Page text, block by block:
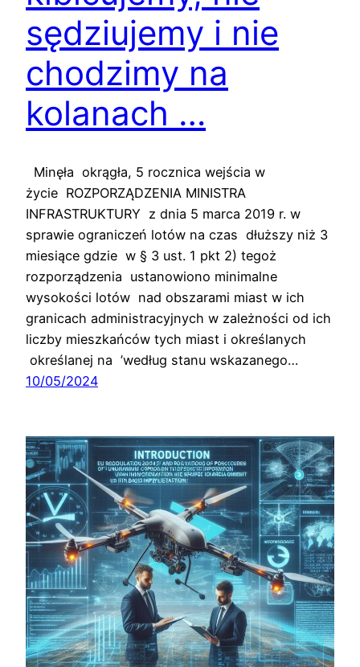
sędziujemy i nie
chodzimy na
kolanach …
Minęła okrągła, 5 rocznica wejścia w
życie ROZPORZĄDZENIA MINISTRA
INFRASTRUKTURY z dnia 5 marca 2019 r. w
sprawie ograniczeń lotów na czas dłuższy niż 3
miesiące gdzie w § 3 ust. 1 pkt 2) tegoż
rozporządzenia ustanowiono minimalne
wysokości lotów nad obszarami miast w ich
granicach administracyjnych w zależności od ich
liczby mieszkańców tych miast i określanych
określanej na ’według stanu wskazanego…
10/05/2024